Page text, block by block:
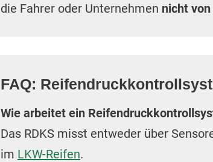
die Fahrer oder Unternehmen nicht
FAQ:
Wie arbeitet ein
Das RDKS misst entweder über
im LKW-Reifen.